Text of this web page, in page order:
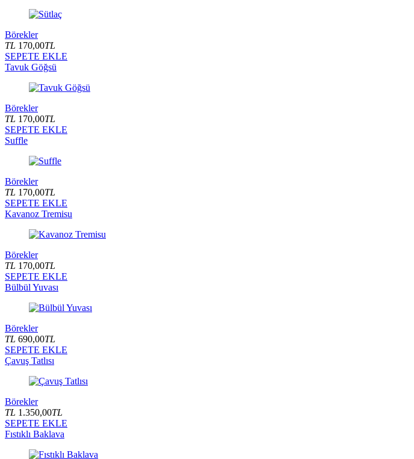
Börekler
TL 170,00TL
SEPETE EKLE
Tavuk Göğsü
Börekler
TL 170,00TL
SEPETE EKLE
Suffle
Börekler
TL 170,00TL
SEPETE EKLE
Kavanoz Tremisu
Börekler
TL 170,00TL
SEPETE EKLE
Bülbül Yuvası
Börekler
TL 690,00TL
SEPETE EKLE
Çavuş Tatlısı
Börekler
TL 1.350,00TL
SEPETE EKLE
Fıstıklı Baklava